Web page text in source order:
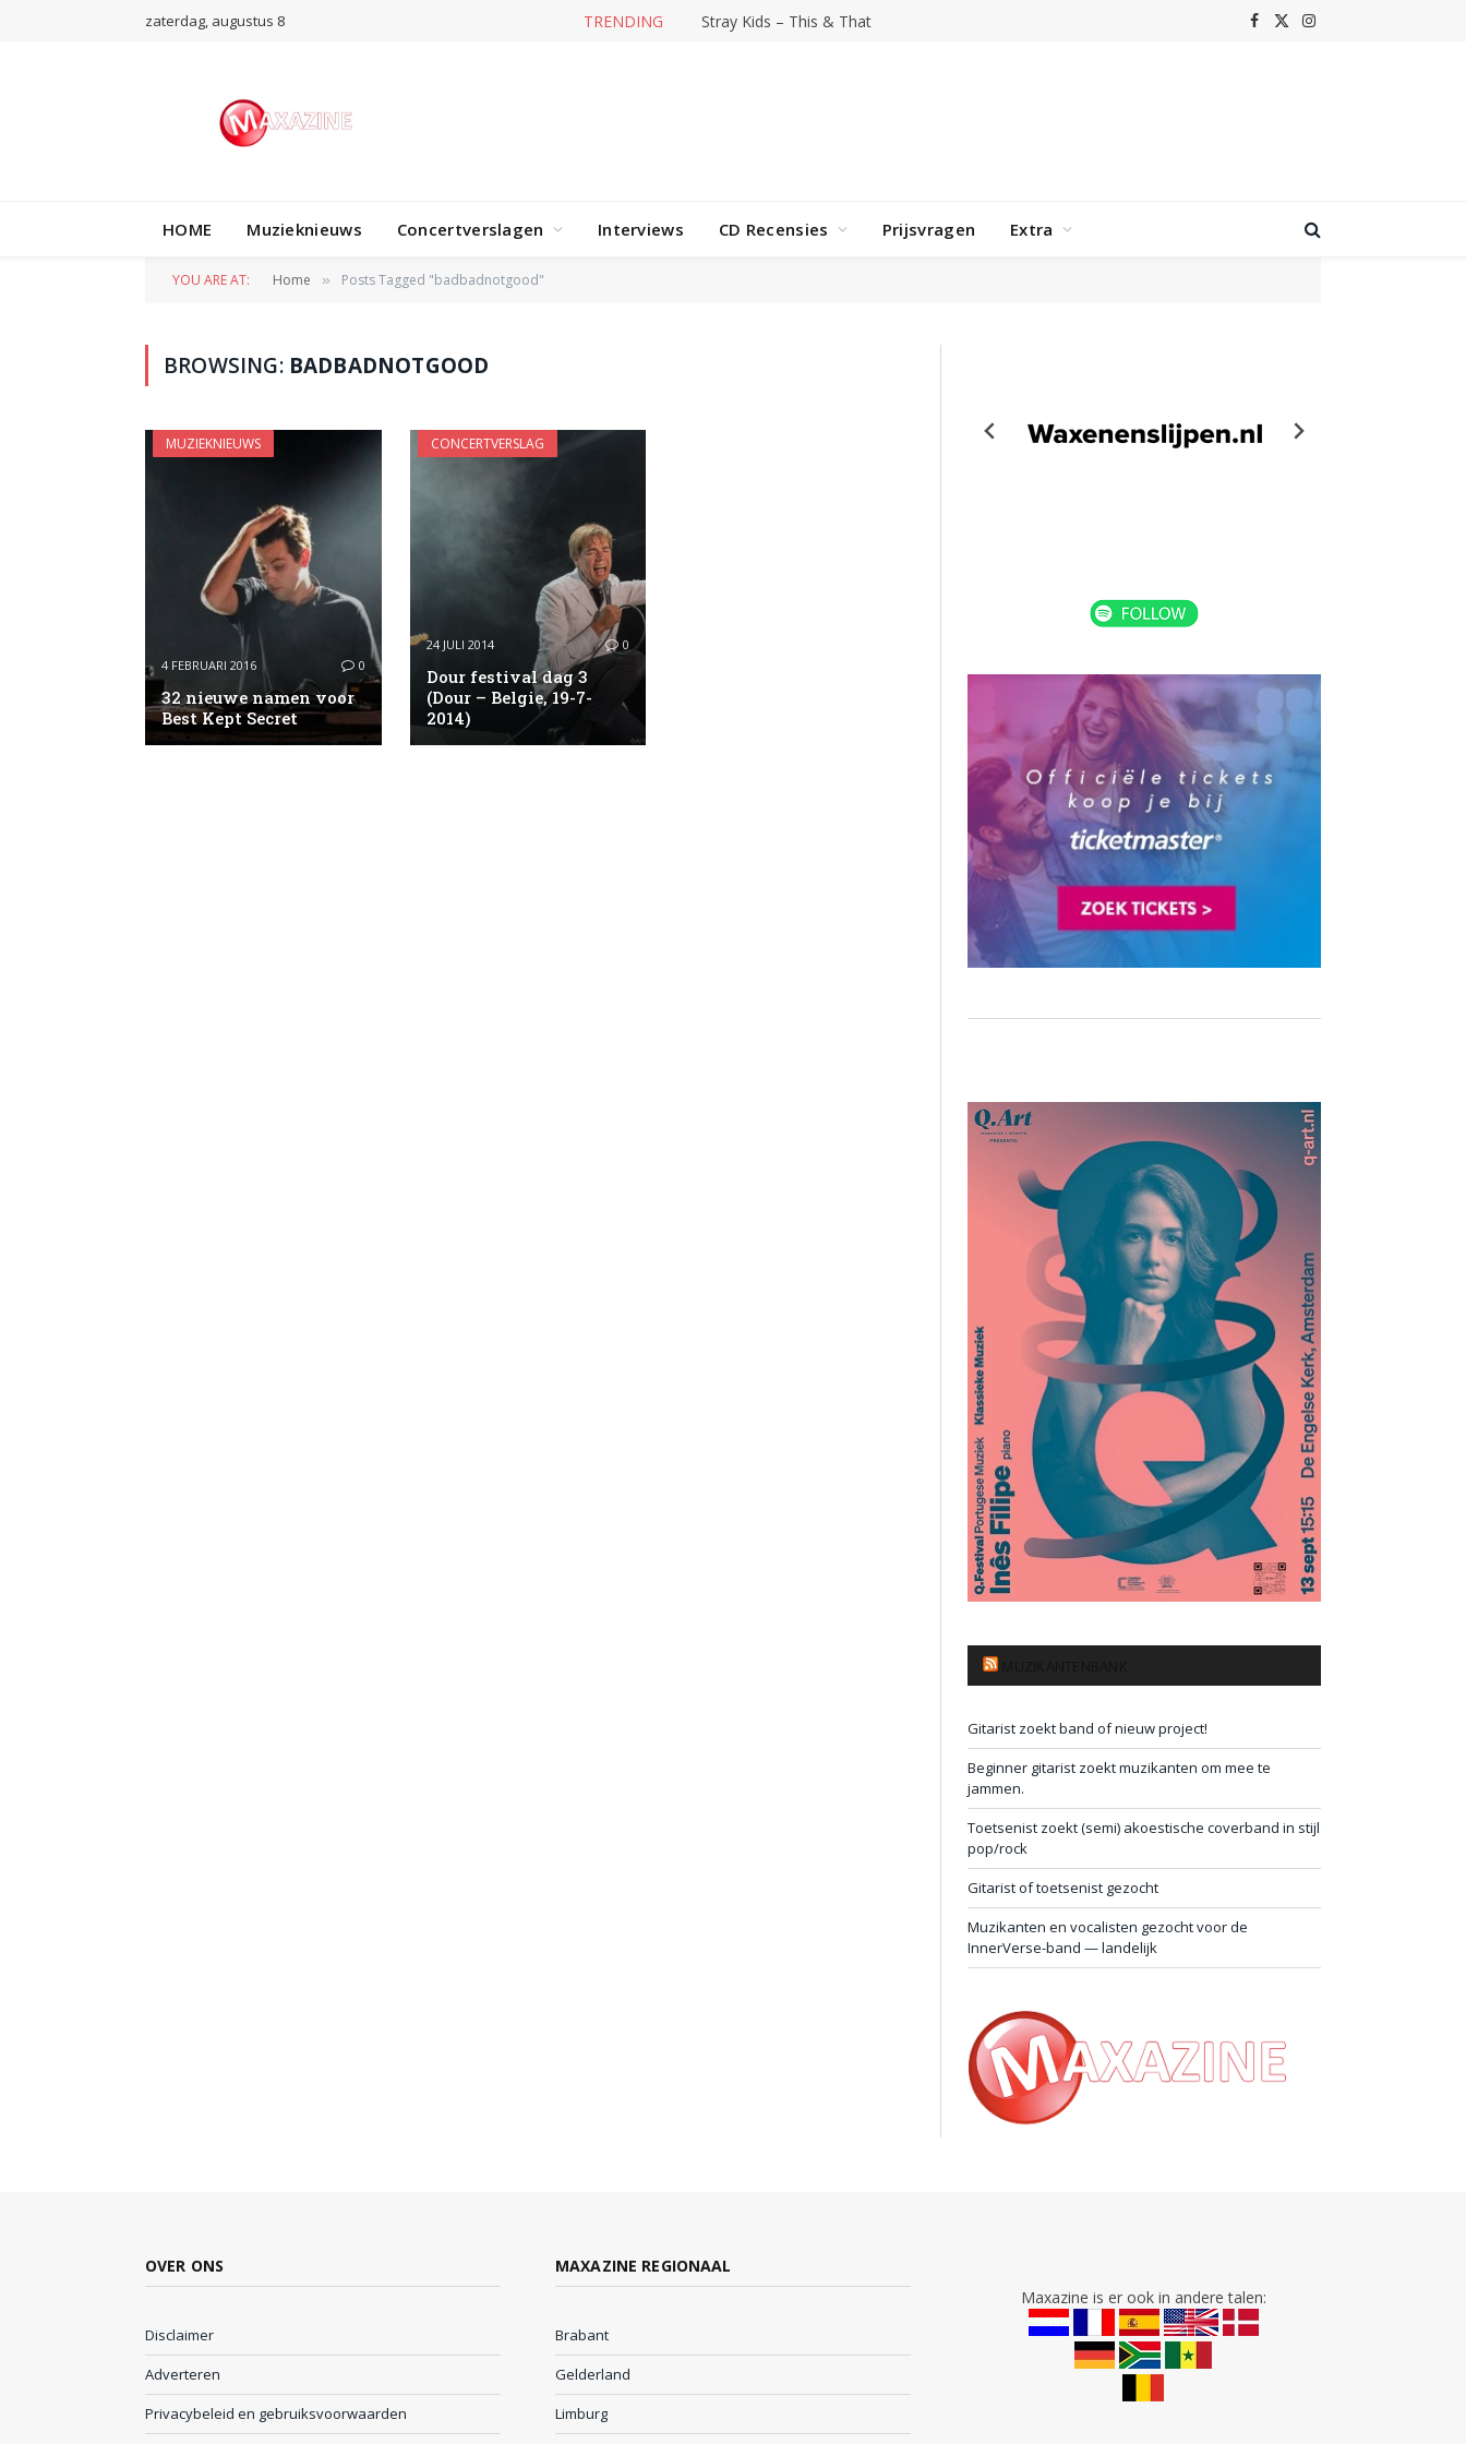
zaterdag, augustus 8 TRENDING Stray Kids – This & That Facebook
X
Instagram
HOME Muzieknieuws Concertverslagen Interviews CD Recensies Prijsvragen Extra
YOU ARE AT: Home » Posts Tagged "badbadnotgood"
BROWSING: BADBADNOTGOOD
MUZIEKNIEUWS
4 FEBRUARI 2016 0
32 nieuwe namen voor
Best Kept Secret
CONCERTVERSLAG
24 JULI 2014 0
Dour festival dag 3
(Dour – Belgie, 19-7-
2014)
Gitarist zoekt band of nieuw project!
Beginner gitarist zoekt muzikanten om mee te
jammen.
Toetsenist zoekt (semi) akoestische coverband in stijl
pop/rock
Gitarist of toetsenist gezocht
Muzikanten en vocalisten gezocht voor de
InnerVerse-band — landelijk
OVER ONS
Disclaimer
Adverteren
Privacybeleid en gebruiksvoorwaarden
MAXAZINE REGIONAAL
Brabant
Gelderland
Limburg
Maxazine is er ook in andere talen: